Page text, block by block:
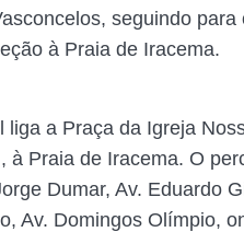
seguindo
à Praia de Iracema.
liga a Praça da Igreja
à Praia de Iracema. O
Dumar, Av. Eduardo
Av. Domingos Olímpio,